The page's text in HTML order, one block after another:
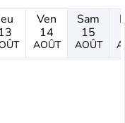
13
Ven
14
AOÛT
Sam
15
AOÛT